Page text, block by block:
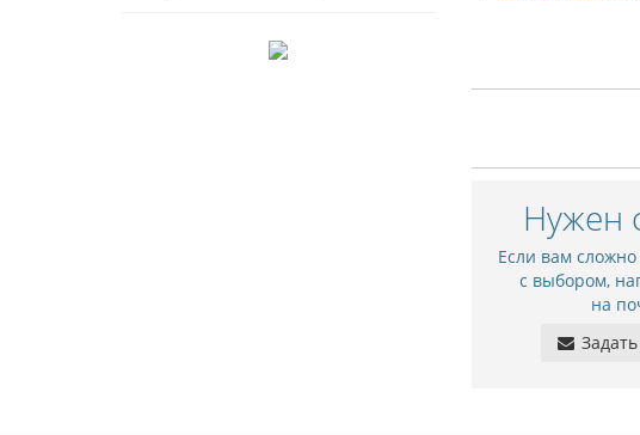
Нужен
Если вам
с выбором,
на